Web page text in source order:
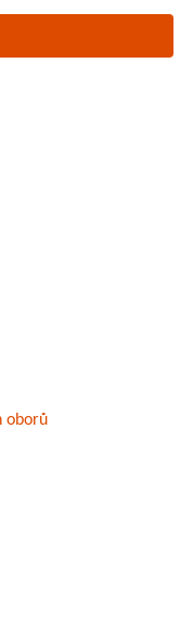
oborů